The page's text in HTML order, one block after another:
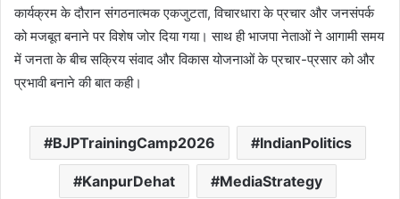
कार्यक्रम के दौरान संगठनात्मक एकजुटता, विचारधारा के प्रचार और जनसंपर्क
को मजबूत बनाने पर विशेष जोर दिया गया। साथ ही भाजपा नेताओं ने आगामी समय
में जनता के बीच सक्रिय संवाद और विकास योजनाओं के प्रचार-प्रसार को और
प्रभावी बनाने की बात कही।
BJPTrainingCamp2026 IndianPolitics
KanpurDehat MediaStrategy